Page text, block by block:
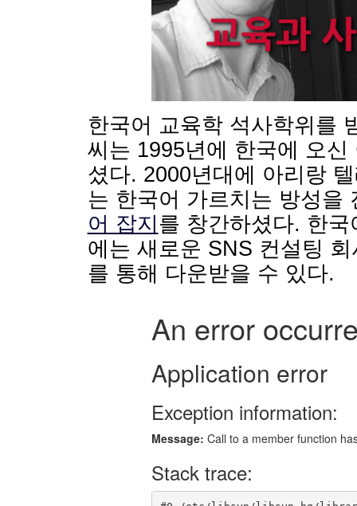
한국어 교육학 석사학위를
씨는 1995년에 한국에 오
셨다. 2000년대에 아리랑
는 한국어 가르치는 방성을
어 잡지를 창간하셨다. 한
에는 새로운 SNS 컨설팅
를 통해 다운받을 수 있다.